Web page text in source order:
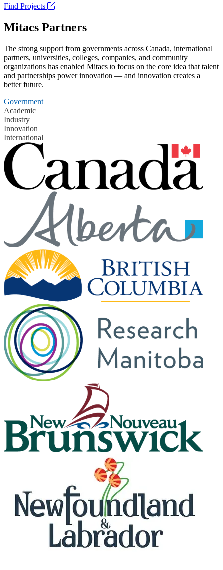
Find Projects
Mitacs Partners
The strong support from governments across Canada, international
partners, universities, colleges, companies, and community
organizations has enabled Mitacs to focus on the core idea that talent
and partnerships power innovation — and innovation creates a
better future.
Government
Academic
Industry
Innovation
International